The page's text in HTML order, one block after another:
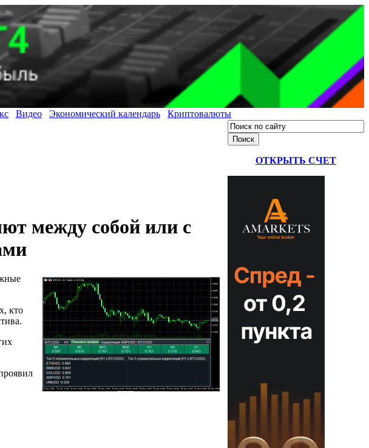
Видео Экономический календарь Криптовалюты
между собой или с
кто
ОТКРЫТЬ СЧЕТ